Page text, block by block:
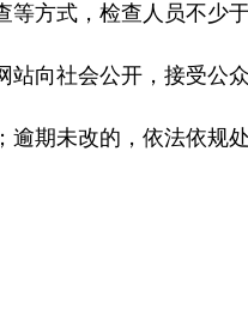
等方式，检查人员不少
站向社会公开，接受公众
逾期未改的，依法依规处